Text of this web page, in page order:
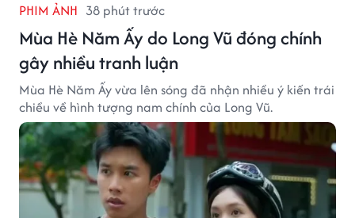
PHIM ẢNH 38 phút trước
Mùa Hè Năm Ấy do Long Vũ đóng chính
gây nhiều tranh luận
Mùa Hè Năm Ấy vừa lên sóng đã nhận nhiều ý kiến trái
chiều về hình tượng nam chính của Long Vũ.